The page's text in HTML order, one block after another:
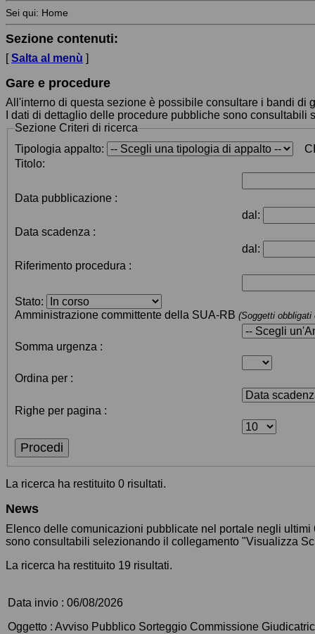
Sei qui: Home
Sezione contenuti:
[Salta al menù ]
Gare e procedure
All'interno di questa sezione è possibile consultare i bandi di
I dati di dettaglio delle procedure pubbliche sono
Sezione Criteri di ricerca
Tipologia appalto:
Titolo:
Data pubblicazione :
dal:
Data scadenza :
dal:
Riferimento procedura :
Stato:
Amministrazione committente della SUA-RB (Soggetti
Somma urgenza :
Ordina per :
Righe per pagina :
La ricerca ha restituito 0 risultati.
News
Elenco delle comunicazioni pubblicate nel portale negli
sono consultabili selezionando il collegamento "Visualizza
La ricerca ha restituito 19 risultati.
Data invio :06/08/2026
Oggetto :Avviso Pubblico Sorteggio Commissione